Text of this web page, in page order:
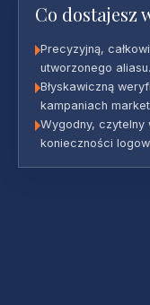
Co dostajesz
Precyzyjną,
utworzonego aliasu.
Błyskawiczną
kampaniach
Wygodny, czytelny
konieczności